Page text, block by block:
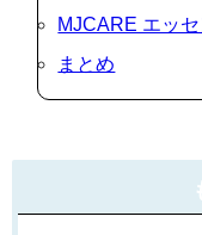
MJCARE エッ
まとめ